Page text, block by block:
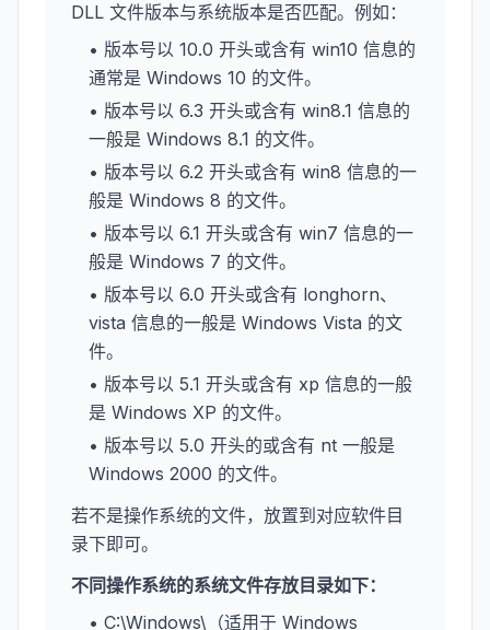
DLL 文件版本与系统版本是否匹配。例如：
• 版本号以 10.0 开头或含有 win10 信息的
通常是 Windows 10 的文件。
• 版本号以 6.3 开头或含有 win8.1 信息的
一般是 Windows 8.1 的文件。
• 版本号以 6.2 开头或含有 win8 信息的一
般是 Windows 8 的文件。
• 版本号以 6.1 开头或含有 win7 信息的一
般是 Windows 7 的文件。
• 版本号以 6.0 开头或含有 longhorn、
vista 信息的一般是 Windows Vista 的文
件。
• 版本号以 5.1 开头或含有 xp 信息的一般
是 Windows XP 的文件。
• 版本号以 5.0 开头的或含有 nt 一般是
Windows 2000 的文件。
若不是操作系统的文件，放置到对应软件目
录下即可。
不同操作系统的系统文件存放目录如下：
• C:\Windows\（适用于 Windows